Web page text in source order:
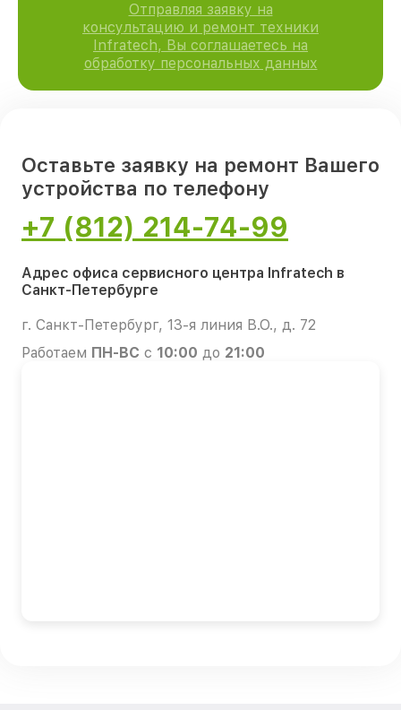
Отправляя заявку на
консультацию и ремонт техники
Infratech, Вы соглашаетесь на
обработку персональных данных
Оставьте заявку на ремонт Вашего
устройства по телефону
+7 (812) 214-74-99
Адрес офиса сервисного центра Infratech в
Санкт-Петербурге
г. Санкт-Петербург, 13-я линия В.О., д. 72
Работаем ПН-ВС с 10:00 до 21:00